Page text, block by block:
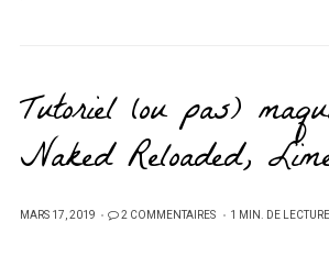
Tutoriel (ou pas)
Naked Reloaded,
PUBLIÉ
MARS 17, 2019 2 COMMENTAIRES 1 MIN. DE LECTURE